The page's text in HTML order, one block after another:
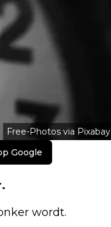
Free-Photos via Pixabay
Google
wordt.